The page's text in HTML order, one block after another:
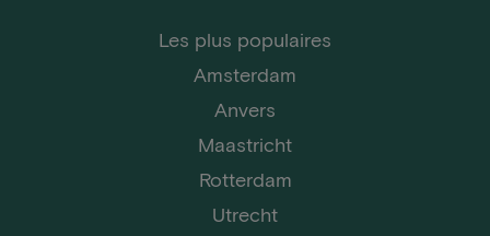
Les plus populaires
Amsterdam
Anvers
Maastricht
Rotterdam
Utrecht